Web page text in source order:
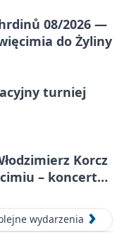
08/2026 —
do Żyliny
turniej
Korcz
– koncert
wydarzenia